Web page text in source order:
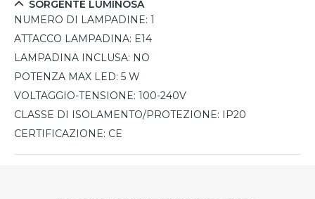
un’unica soluzione decorativa.
SORGENTE LUMINOSA
NUMERO DI LAMPADINE: 1
ATTACCO LAMPADINA: E14
LAMPADINA INCLUSA: NO
POTENZA MAX LED: 5 W
VOLTAGGIO-TENSIONE: 100-240V
CLASSE DI ISOLAMENTO/PROTEZIONE: IP20
CERTIFICAZIONE: CE